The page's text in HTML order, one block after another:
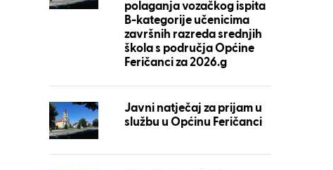
polaganja vozačkog ispita
B-kategorije učenicima
završnih razreda srednjih
škola s područja Općine
Feričanci za 2026.g
Javni natječaj za prijam u
službu u Općinu Feričanci